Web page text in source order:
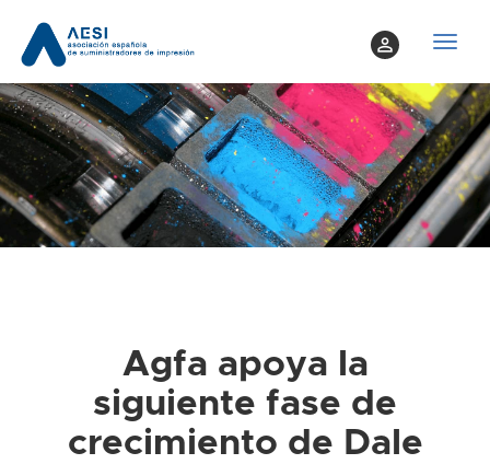
perm_identity
T
g
g
l
e
n
Agfa apoya la
siguiente fase de
crecimiento de Dale